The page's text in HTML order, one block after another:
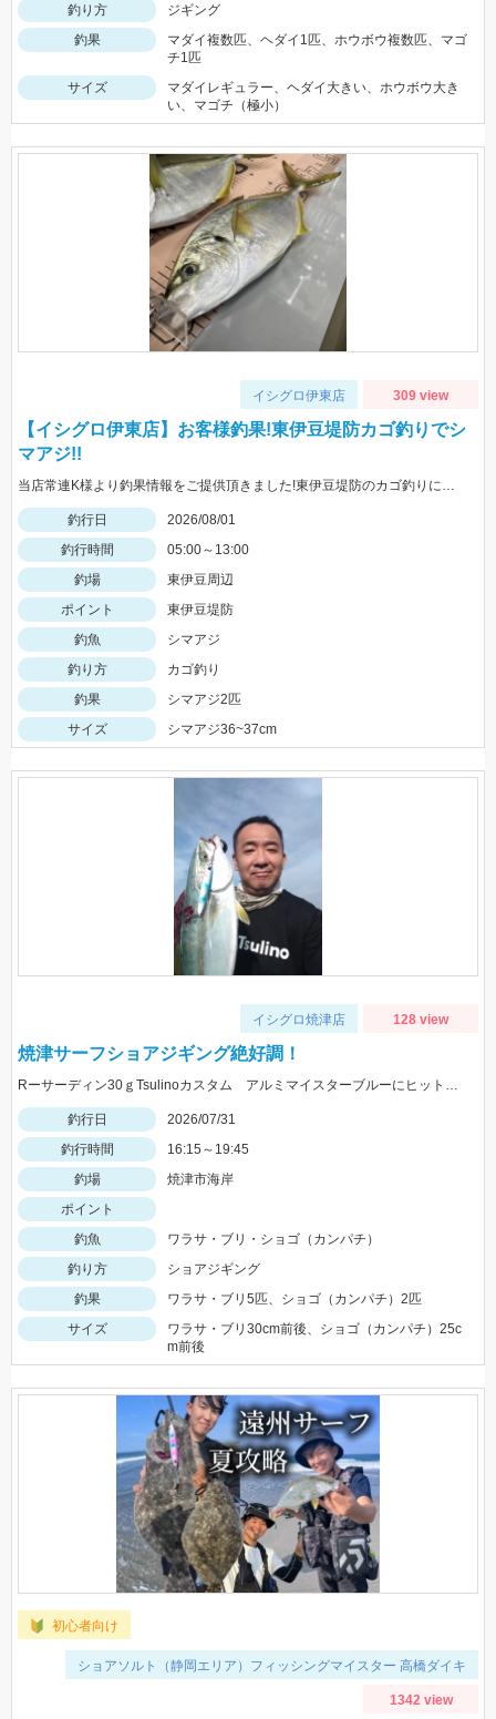
釣り方
ジギング
釣果
マダイ複数匹、ヘダイ1匹、ホウボウ複数匹、マゴ
チ1匹
サイズ
マダイレギュラー、ヘダイ大きい、ホウボウ大き
い、マゴチ（極小）
イシグロ伊東店 309 view
【イシグロ伊東店】お客様釣果!東伊豆堤防カゴ釣りでシ
マアジ!!
当店常連K様より釣果情報をご提供頂きました!東伊豆堤防のカゴ釣りにてシマアジをキャッチ!!おめでとうございます^^
釣行日
2026/08/01
釣行時間
05:00～13:00
釣場
東伊豆周辺
ポイント
東伊豆堤防
釣魚
シマアジ
釣り方
カゴ釣り
釣果
シマアジ2匹
サイズ
シマアジ36~37cm
イシグロ焼津店 128 view
焼津サーフショアジギング絶好調！
Rーサーディン30ｇTsulinoカスタム アルミマイスターブルーにヒット！マズメにはアカキンカラーも有効です！
釣行日
2026/07/31
釣行時間
16:15～19:45
釣場
焼津市海岸
ポイント
釣魚
ワラサ・ブリ・ショゴ（カンパチ）
釣り方
ショアジギング
釣果
ワラサ・ブリ5匹、ショゴ（カンパチ）2匹
サイズ
ワラサ・ブリ30cm前後、ショゴ（カンパチ）25c
m前後
初心者向け
ショアソルト（静岡エリア）フィッシングマイスター 高橋ダイキ
1342 view